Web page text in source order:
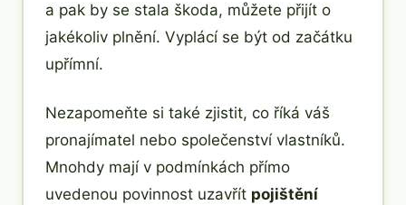
a pak by se stala škoda, můžete přijít o
jakékoliv plnění. Vyplácí se být od začátku
upřímní.
Nezapomeňte si také zjistit, co říká váš
pronajímatel nebo společenství vlastníků.
Mnohdy mají v podmínkách přímo
uvedenou povinnost uzavřít pojištění